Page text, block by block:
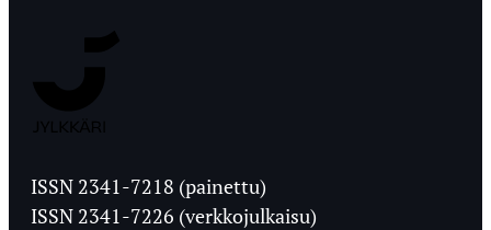
Ylioppilaslehti
ISSN 2341-7218 (painettu)
ISSN 2341-7226 (verkkojulkaisu)